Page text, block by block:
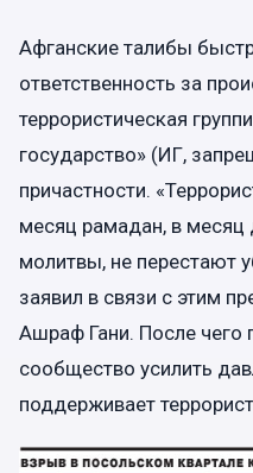
Афганские талибы
ответственность за
террористическая
государство» (ИГ,
причастности.
месяц рамадан, в месяц
молитвы, не перестают
заявил в связи с этим
Ашраф Гани. После чего
сообщество усилить
поддерживает